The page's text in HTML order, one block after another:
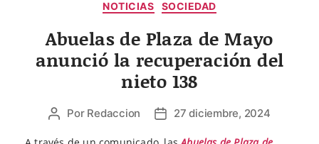
NOTICIAS SOCIEDAD
Abuelas de Plaza de Mayo
anunció la recuperación del
nieto 138
Autor
Por Redaccion
Fecha27 diciembre, 2024